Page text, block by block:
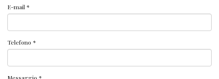
E-mail *
Telefono *